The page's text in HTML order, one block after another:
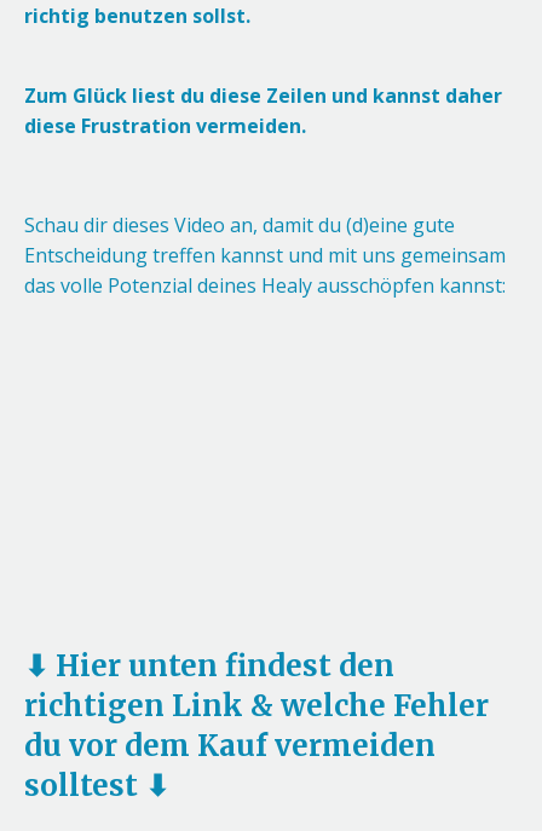
richtig benutzen sollst.
Zum Glück liest du diese Zeilen und kannst daher
diese Frustration vermeiden.
Schau dir dieses Video an, damit du (d)eine gute
Entscheidung treffen kannst und mit uns gemeinsam
das volle Potenzial deines Healy ausschöpfen kannst:
⬇ Hier unten findest den
richtigen Link & welche Fehler
du vor dem Kauf vermeiden
solltest ⬇